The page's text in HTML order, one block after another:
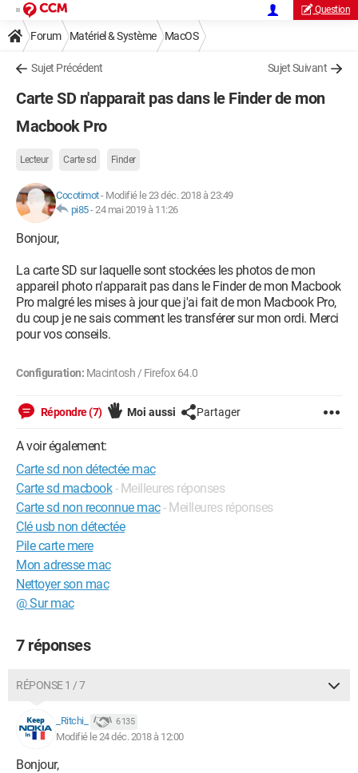
Question
Forum Matériel & Système MacOS
Sujet Précédent Sujet Suivant
Carte SD n'apparait pas dans le Finder de mon
Macbook Pro
Lecteur Carte sd Finder
Cocotimot- Modifié le 23 déc. 2018 à 23:49
pi85-24 mai 2019 à 11:26
Bonjour,
La carte SD sur laquelle sont stockées les photos de mon
appareil photo n'apparait pas dans le Finder de mon Macbook
Pro malgré les mises à jour que j'ai fait de mon Macbook Pro,
du coup je ne sais comment les transférer sur mon ordi. Merci
pour vos conseils.
Configuration: Macintosh / Firefox 64.0
Répondre (7) Moi aussi Partager
A voir également:
Carte sd non détectée mac
Carte sd macbook - Meilleures réponses
Carte sd non reconnue mac- Meilleures réponses
Clé usb non détectée
Pile carte mere
Mon adresse mac
Nettoyer son mac
@ Sur mac
7 réponses
RÉPONSE 1 / 7
_Ritchi_ 6 135
Modifié le 24 déc. 2018 à 12:00
Bonjour,